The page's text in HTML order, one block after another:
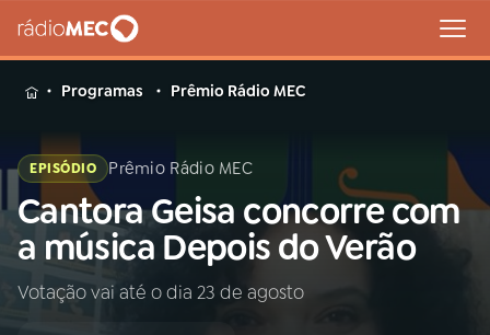
MENU
Buscar
na
Rádio
MEC
Buscar
Programas Prêmio Rádio MEC
EPISÓDIO Prêmio Rádio MEC
Cantora Geisa concorre com
a música Depois do Verão
Votação vai até o dia 23 de agosto